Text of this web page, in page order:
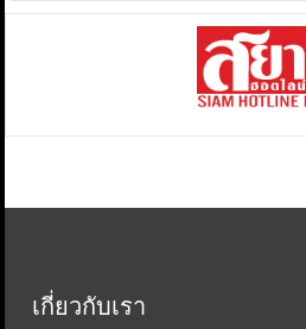
เกี่ยวกับเรา